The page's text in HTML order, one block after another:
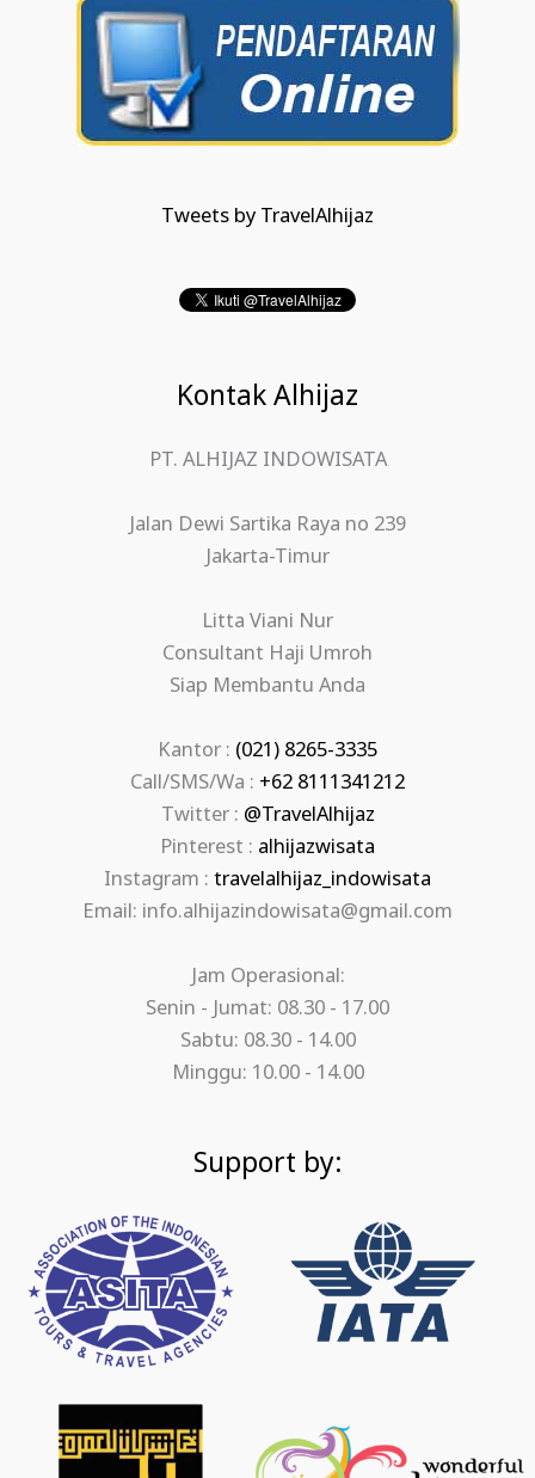
Tweets by TravelAlhijaz
Kontak Alhijaz
PT. ALHIJAZ INDOWISATA
Jalan Dewi Sartika Raya no 239
Jakarta-Timur
Litta Viani Nur
Consultant Haji Umroh
Siap Membantu Anda
Kantor : (021) 8265-3335
Call/SMS/Wa : +62 8111341212
Twitter : @TravelAlhijaz
Pinterest : alhijazwisata
Instagram : travelalhijaz_indowisata
Email: info.alhijazindowisata@gmail.com
Jam Operasional:
Senin - Jumat: 08.30 - 17.00
Sabtu: 08.30 - 14.00
Minggu: 10.00 - 14.00
Support by: